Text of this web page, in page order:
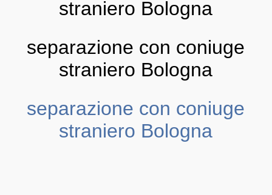
straniero Bologna
separazione con coniuge
straniero Bologna
separazione con coniuge
straniero Bologna